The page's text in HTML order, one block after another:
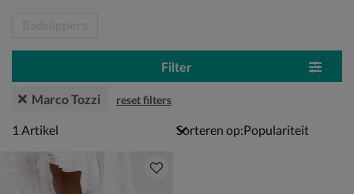
Filter
Marco Tozzi reset filters
1 artikel
1 Artikel Sorteren op: